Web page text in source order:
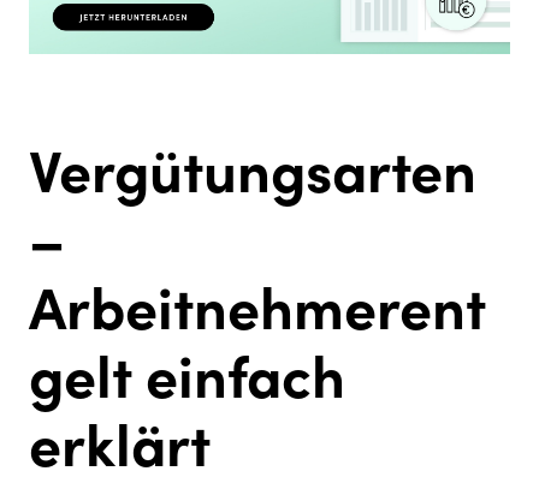
Vergütungsarten
–
Arbeitnehmerent
gelt einfach
erklärt